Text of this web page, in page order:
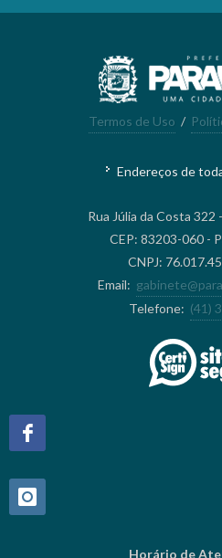
Termos de Uso /
Endereços de
Rua Júlia da Costa
CEP: 83203-060 -
CNPJ:
Email:
Telefone: (41)
Horário de